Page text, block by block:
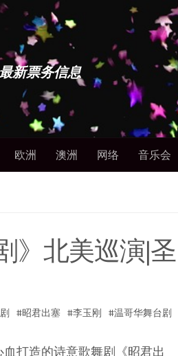
新票务信息
欧洲 澳洲 网络 音乐会
》北美巡演|圣
昭君出塞 李玉刚 温哥华舞台剧
打造的诗意歌舞剧《昭君出